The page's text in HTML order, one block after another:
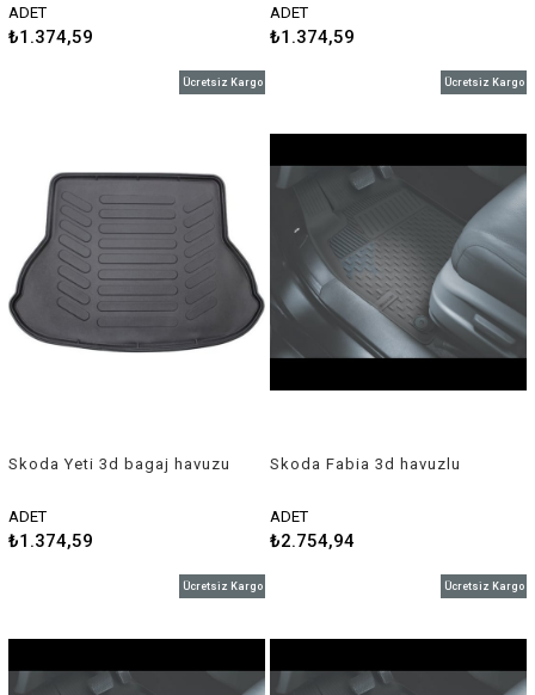
ADET
₺1.374,59
ADET
₺1.374,59
Skoda Yeti 3d bagaj havuzu
ADET
₺1.374,59
Ücretsiz Kargo
Skoda Fabia 3d havuzlu
ADET
₺2.754,94
Ücretsiz Kargo
Ücretsiz Kargo Ücretsiz Kargo